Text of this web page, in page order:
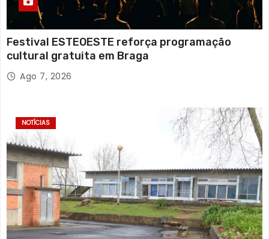
Festival ESTEOESTE reforça programação
cultural gratuita em Braga
Ago 7, 2026
NOTÍCIAS